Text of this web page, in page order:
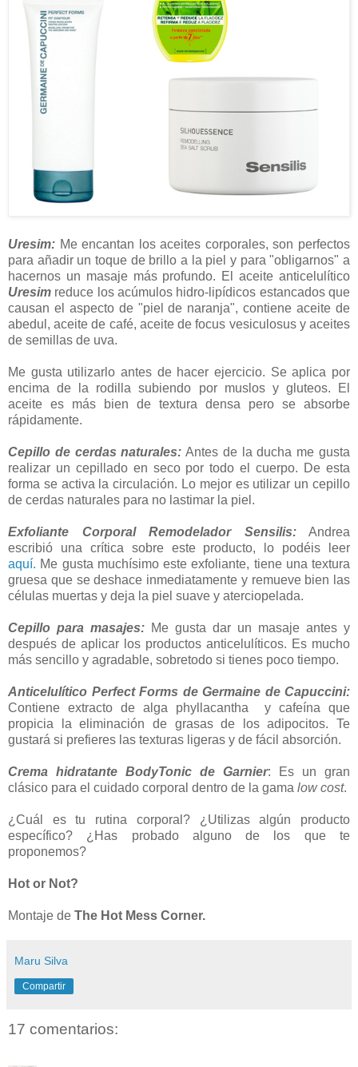
Uresim: Me encantan los aceites corporales, son perfectos
para añadir un toque de brillo a la piel y para "obligarnos" a
hacernos un masaje más profundo. El aceite anticelulítico
Uresim reduce los acúmulos hidro-lipídicos estancados que
causan el aspecto de "piel de naranja", contiene aceite de
abedul, aceite de café, aceite de focus vesiculosus y aceites
de semillas de uva.
Me gusta utilizarlo antes de hacer ejercicio. Se aplica por
encima de la rodilla subiendo por muslos y gluteos. El
aceite es más bien de textura densa pero se absorbe
rápidamente.
Cepillo de cerdas naturales: Antes de la ducha me gusta
realizar un cepillado en seco por todo el cuerpo. De esta
forma se activa la circulación. Lo mejor es utilizar un cepillo
de cerdas naturales para no lastimar la piel.
Exfoliante Corporal Remodelador Sensilis:Andrea
escribió una crítica sobre este producto, lo podéis leer
aquí. Me gusta muchísimo este exfoliante, tiene una textura
gruesa que se deshace inmediatamente y remueve bien las
células muertas y deja la piel suave y aterciopelada.
Cepillo para masajes: Me gusta dar un masaje antes y
después de aplicar los productos anticelulíticos. Es mucho
más sencillo y agradable, sobretodo si tienes poco tiempo.
Anticelulítico Perfect Forms de Germaine de Capuccini:
Contiene extracto de alga phyllacantha y cafeína que
propicia la eliminación de grasas de los adipocitos. Te
gustará si prefieres las texturas ligeras y de fácil absorción.
Crema hidratante BodyTonic de Garnier: Es un gran
clásico para el cuidado corporal dentro de la gama low cost.
¿Cuál es tu rutina corporal? ¿Utilizas algún producto
específico? ¿Has probado alguno de los que te
proponemos?
Hot or Not?
Montaje de The Hot Mess Corner.
Maru Silva
Compartir
17 comentarios: